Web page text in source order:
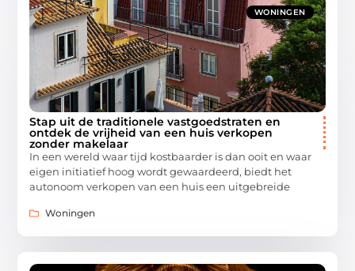
WONINGEN
Stap uit de traditionele vastgoedstraten en
ontdek de vrijheid van een huis verkopen
zonder makelaar
In een wereld waar tijd kostbaarder is dan ooit en waar
eigen initiatief hoog wordt gewaardeerd, biedt het
autonoom verkopen van een huis een uitgebreide
Woningen